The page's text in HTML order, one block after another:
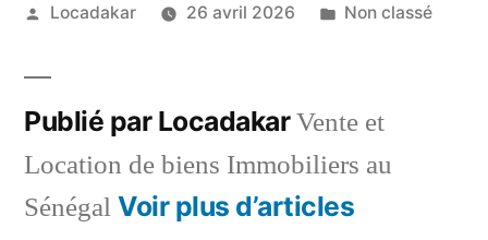
Publié
Locadakar 26 avril 2026
Publié
Non classé
Publié par LocadakarVente et
Location de biens Immobiliers au
Sénégal Voir plus d’articles